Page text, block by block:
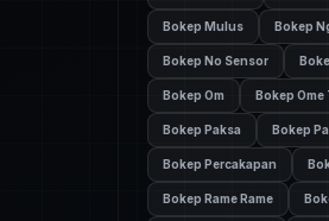
Bokep Mulus Bokep
Bokep No Sensor
Bokep Om Bokep Ome
Bokep Paksa Bokep
Bokep Percakapan
Bokep Rame Rame